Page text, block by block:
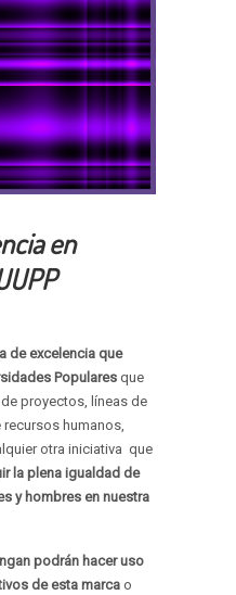
en
de excelencia que
Populares que
proyectos, líneas de
humanos,
otra iniciativa que
la plena igualdad de
y hombres en nuestra
podrán hacer uso
de esta marca o